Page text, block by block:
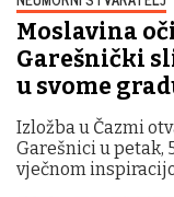
Moslavina
Garešnički
u svome
Izložba u Čazmi
Garešnici u petak,
vječnom